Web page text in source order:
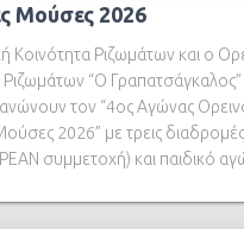
Μούσες 2026
Κοινότητα Ριζωμάτων και ο
“Ο Γραπατσάγκαλος”
τον “4ος Αγώνας
2026” με τρεις
συμμετοχή) και παιδικό